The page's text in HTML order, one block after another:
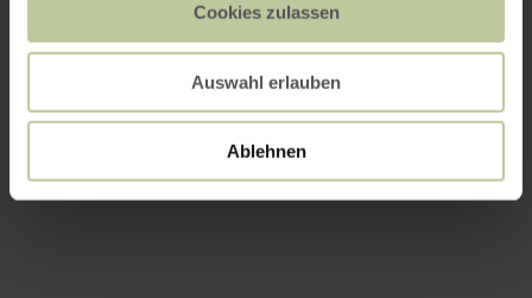
Cookies zulassen
Auswahl erlauben
Ablehnen